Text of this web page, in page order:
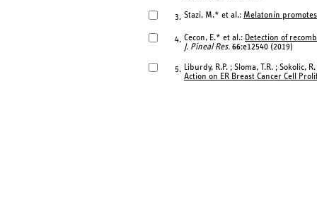
3. Stazi, M.* et al.: Melatonin
4. Cecon, E.* et al.: Detection of
J. Pineal Res. 66:e12540 (2019)
5. Liburdy, R.P. ; Sloma, T.R. ; Sokolic,
Action on ER Breast Cancer Cell